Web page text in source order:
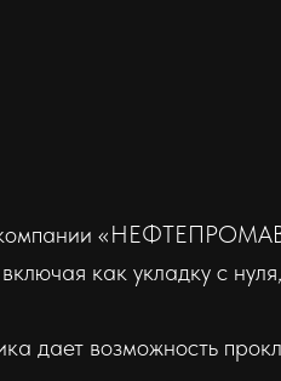
компании
как укладку с
дает возможность